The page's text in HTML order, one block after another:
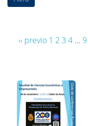
‹‹ previo 1 2 3 4 ... 9